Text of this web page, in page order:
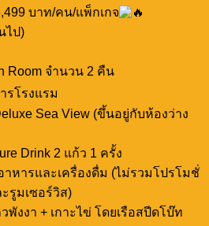
บาท/คน/แพ็กเกจ
ไป)
Room จำนวน 2 คืน
รโรงแรม
Sea View (ขึ้นอยู่กับห้องว่าง
Drink 2 แก้ว 1 ครั้ง
หารและเครื่องดื่ม (ไม่รวมโปรโมชั่
รูมเซอร์วิส)
พังงา + เกาะไข่ โดยเรือสปีดโบ๊ท